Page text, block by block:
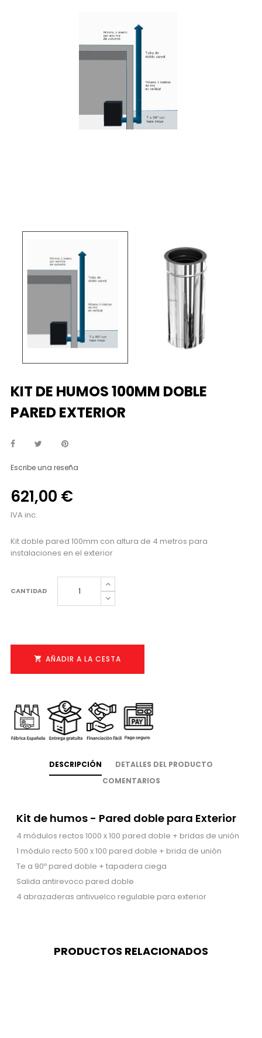
KIT DE HUMOS 100MM DOBLE
PARED EXTERIOR
Escribe una reseña
621,00 €
IVA inc.
Kit doble pared 100mm con altura de 4 metros para
instalaciones en el exterior
CANTIDAD
 AÑADIR A LA CESTA
DESCRIPCIÓN
DETALLES DEL PRODUCTO
COMENTARIOS
Kit de humos - Pared doble para Exterior
4 módulos rectos 1000 x 100 pared doble + bridas de unión
1 módulo recto 500 x 100 pared doble + brida de unión
Te a 90º pared doble + tapadera ciega
Salida antirevoco pared doble
4 abrazaderas antivuelco regulable para exterior
PRODUCTOS RELACIONADOS